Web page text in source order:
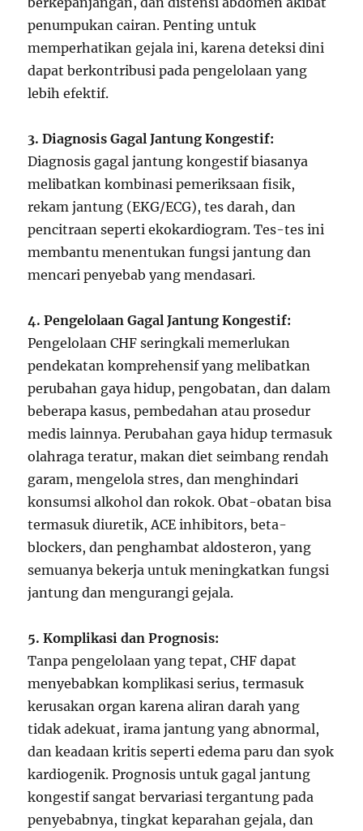
penumpukan cairan. Penting untuk
memperhatikan gejala ini, karena deteksi dini
dapat berkontribusi pada pengelolaan yang
lebih efektif.
3. Diagnosis Gagal Jantung Kongestif:
Diagnosis gagal jantung kongestif biasanya
melibatkan kombinasi pemeriksaan fisik,
rekam jantung (EKG/ECG), tes darah, dan
pencitraan seperti ekokardiogram. Tes-tes ini
membantu menentukan fungsi jantung dan
mencari penyebab yang mendasari.
4. Pengelolaan Gagal Jantung Kongestif:
Pengelolaan CHF seringkali memerlukan
pendekatan komprehensif yang melibatkan
perubahan gaya hidup, pengobatan, dan dalam
beberapa kasus, pembedahan atau prosedur
medis lainnya. Perubahan gaya hidup termasuk
olahraga teratur, makan diet seimbang rendah
garam, mengelola stres, dan menghindari
konsumsi alkohol dan rokok. Obat-obatan bisa
termasuk diuretik, ACE inhibitors, beta-
blockers, dan penghambat aldosteron, yang
semuanya bekerja untuk meningkatkan fungsi
jantung dan mengurangi gejala.
5. Komplikasi dan Prognosis:
Tanpa pengelolaan yang tepat, CHF dapat
menyebabkan komplikasi serius, termasuk
kerusakan organ karena aliran darah yang
tidak adekuat, irama jantung yang abnormal,
dan keadaan kritis seperti edema paru dan syok
kardiogenik. Prognosis untuk gagal jantung
kongestif sangat bervariasi tergantung pada
penyebabnya, tingkat keparahan gejala, dan